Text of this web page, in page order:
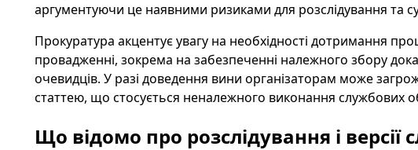
аргументуючи це наявними ризиками для розслідування та
Прокуратура акцентує увагу на необхідності дотримання
провадженні, зокрема на забезпеченні належного збору
очевидців. У разі доведення вини організаторам може
статтею, що стосується неналежного виконання службових
Що відомо про розслідування і версії